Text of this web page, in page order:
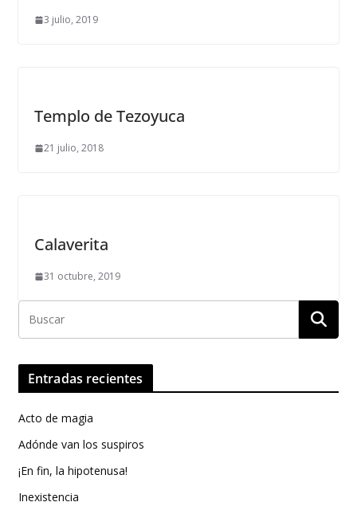
3 julio, 2019
Templo de Tezoyuca
21 julio, 2018
Calaverita
31 octubre, 2019
Entradas recientes
Acto de magia
Adónde van los suspiros
¡En fin, la hipotenusa!
Inexistencia